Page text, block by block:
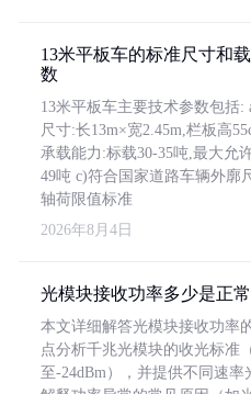
13米平板车的标准尺寸和
数
13米平板车主要技术参数包括:
尺寸:长13m×宽2.45m,栏板高
承载能力:标载30-35吨,最大允
49吨 c)符合国家道路车辆外廓
轴荷限值标准
2026年8月4日
光模块接收功率多少是正常
本文详细解答光模块接收功率
点分析千兆光模块的收光标准
至-24dBm），并提供不同速